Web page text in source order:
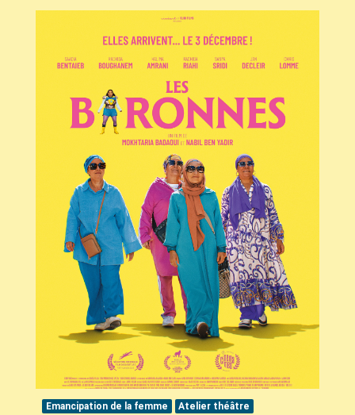
Emancipation de la femme
Atelier théâtre